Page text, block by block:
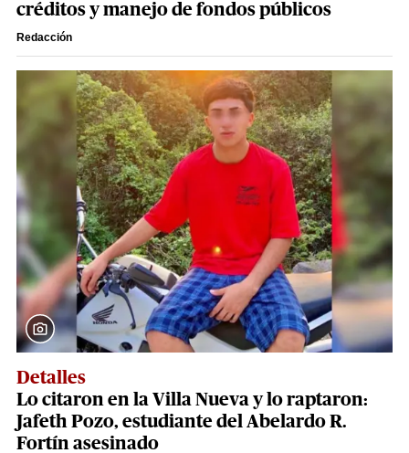
créditos y manejo de fondos públicos
Redacción
Detalles
Lo citaron en la Villa Nueva y lo raptaron:
Jafeth Pozo, estudiante del Abelardo R.
Fortín asesinado